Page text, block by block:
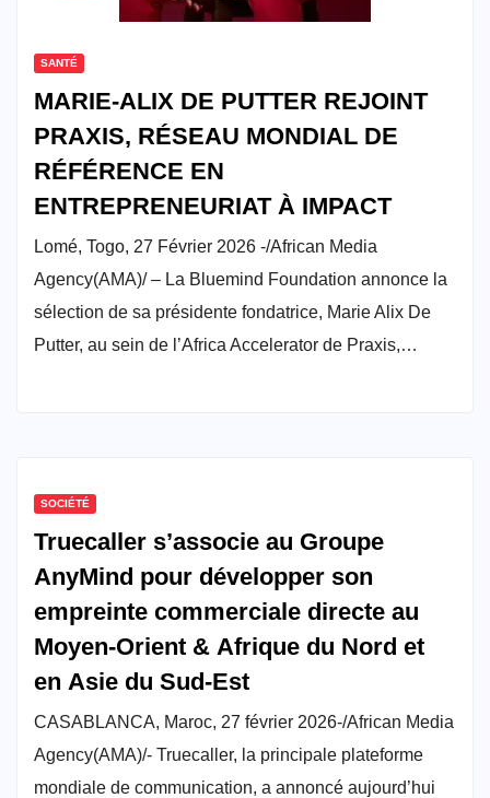
SANTÉ
MARIE-ALIX DE PUTTER REJOINT
PRAXIS, RÉSEAU MONDIAL DE
RÉFÉRENCE EN
ENTREPRENEURIAT À IMPACT
Lomé, Togo, 27 Février 2026 -/African Media
Agency(AMA)/ – La Bluemind Foundation annonce la
sélection de sa présidente fondatrice, Marie Alix De
Putter, au sein de l’Africa Accelerator de Praxis,…
SOCIÉTÉ
Truecaller s’associe au Groupe
AnyMind pour développer son
empreinte commerciale directe au
Moyen-Orient & Afrique du Nord et
en Asie du Sud-Est
CASABLANCA, Maroc, 27 février 2026-/African Media
Agency(AMA)/- Truecaller, la principale plateforme
mondiale de communication, a annoncé aujourd’hui